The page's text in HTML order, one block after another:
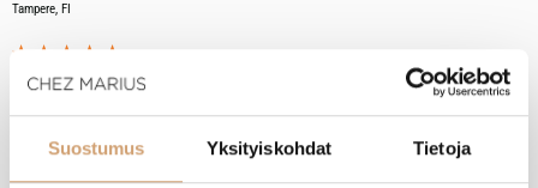
Suostumus Yksityiskohdat Tietoja
Tampere, FI
ILSA induktiovälilevy irtokahvalla 12cm
Oliko tämä arvostelu hyödyllinen? Kyllä Ilmoita Jaa 5 kuukautta sitten